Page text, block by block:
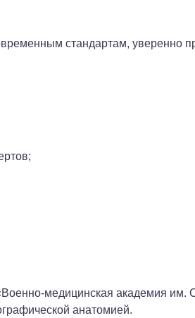
стандартам, уверенно
медицинская академия им.
анатомией.